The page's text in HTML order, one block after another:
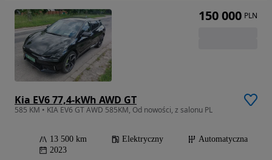
Kia EV6 77,4-kWh AWD GT
585 KM • KIA EV6 GT AWD 585KM, Od nowości, z salonu PL
13 500 km Elektryczny
Automatyczna
2023
150 000 PLN